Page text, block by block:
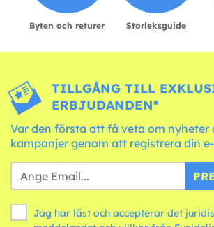
Byten och returer Storleksguide
TILLGÅNG TILL
ERBJUDANDEN*
Var den första att få veta om nyheter
kampanjer genom att registrera din
Jag har läst och accepterar det